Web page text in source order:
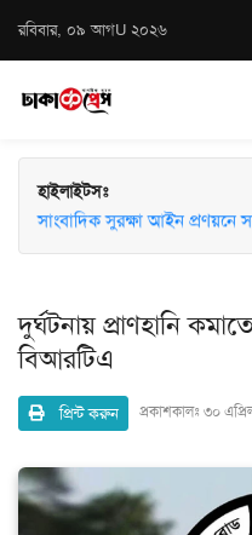
রবিবার, ০৯ আগU ২০২৬
হাইলাইটসঃ
সাংবাদিক সুরক্ষা আইন প্রণয়নে
দুর্ঘটনায় প্রাণহানি
বিআরটিএ
প্রিন্ট করুন প্রকাশকালঃ ৩০